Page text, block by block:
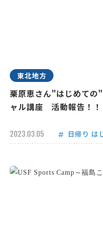
東北地方
栗原恵さん"はじめての
ャル講座 活動報告！！
2023.03.05 日帰り は